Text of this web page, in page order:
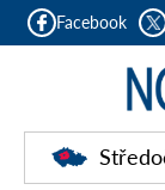
Facebook